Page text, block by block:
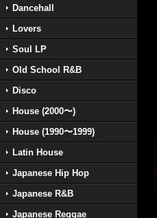
Dancehall
Lovers
Soul LP
Old School R&B
Disco
House (2000〜)
House (1990〜1999)
Latin House
Japanese Hip Hop
Japanese R&B
Japanese Reggae